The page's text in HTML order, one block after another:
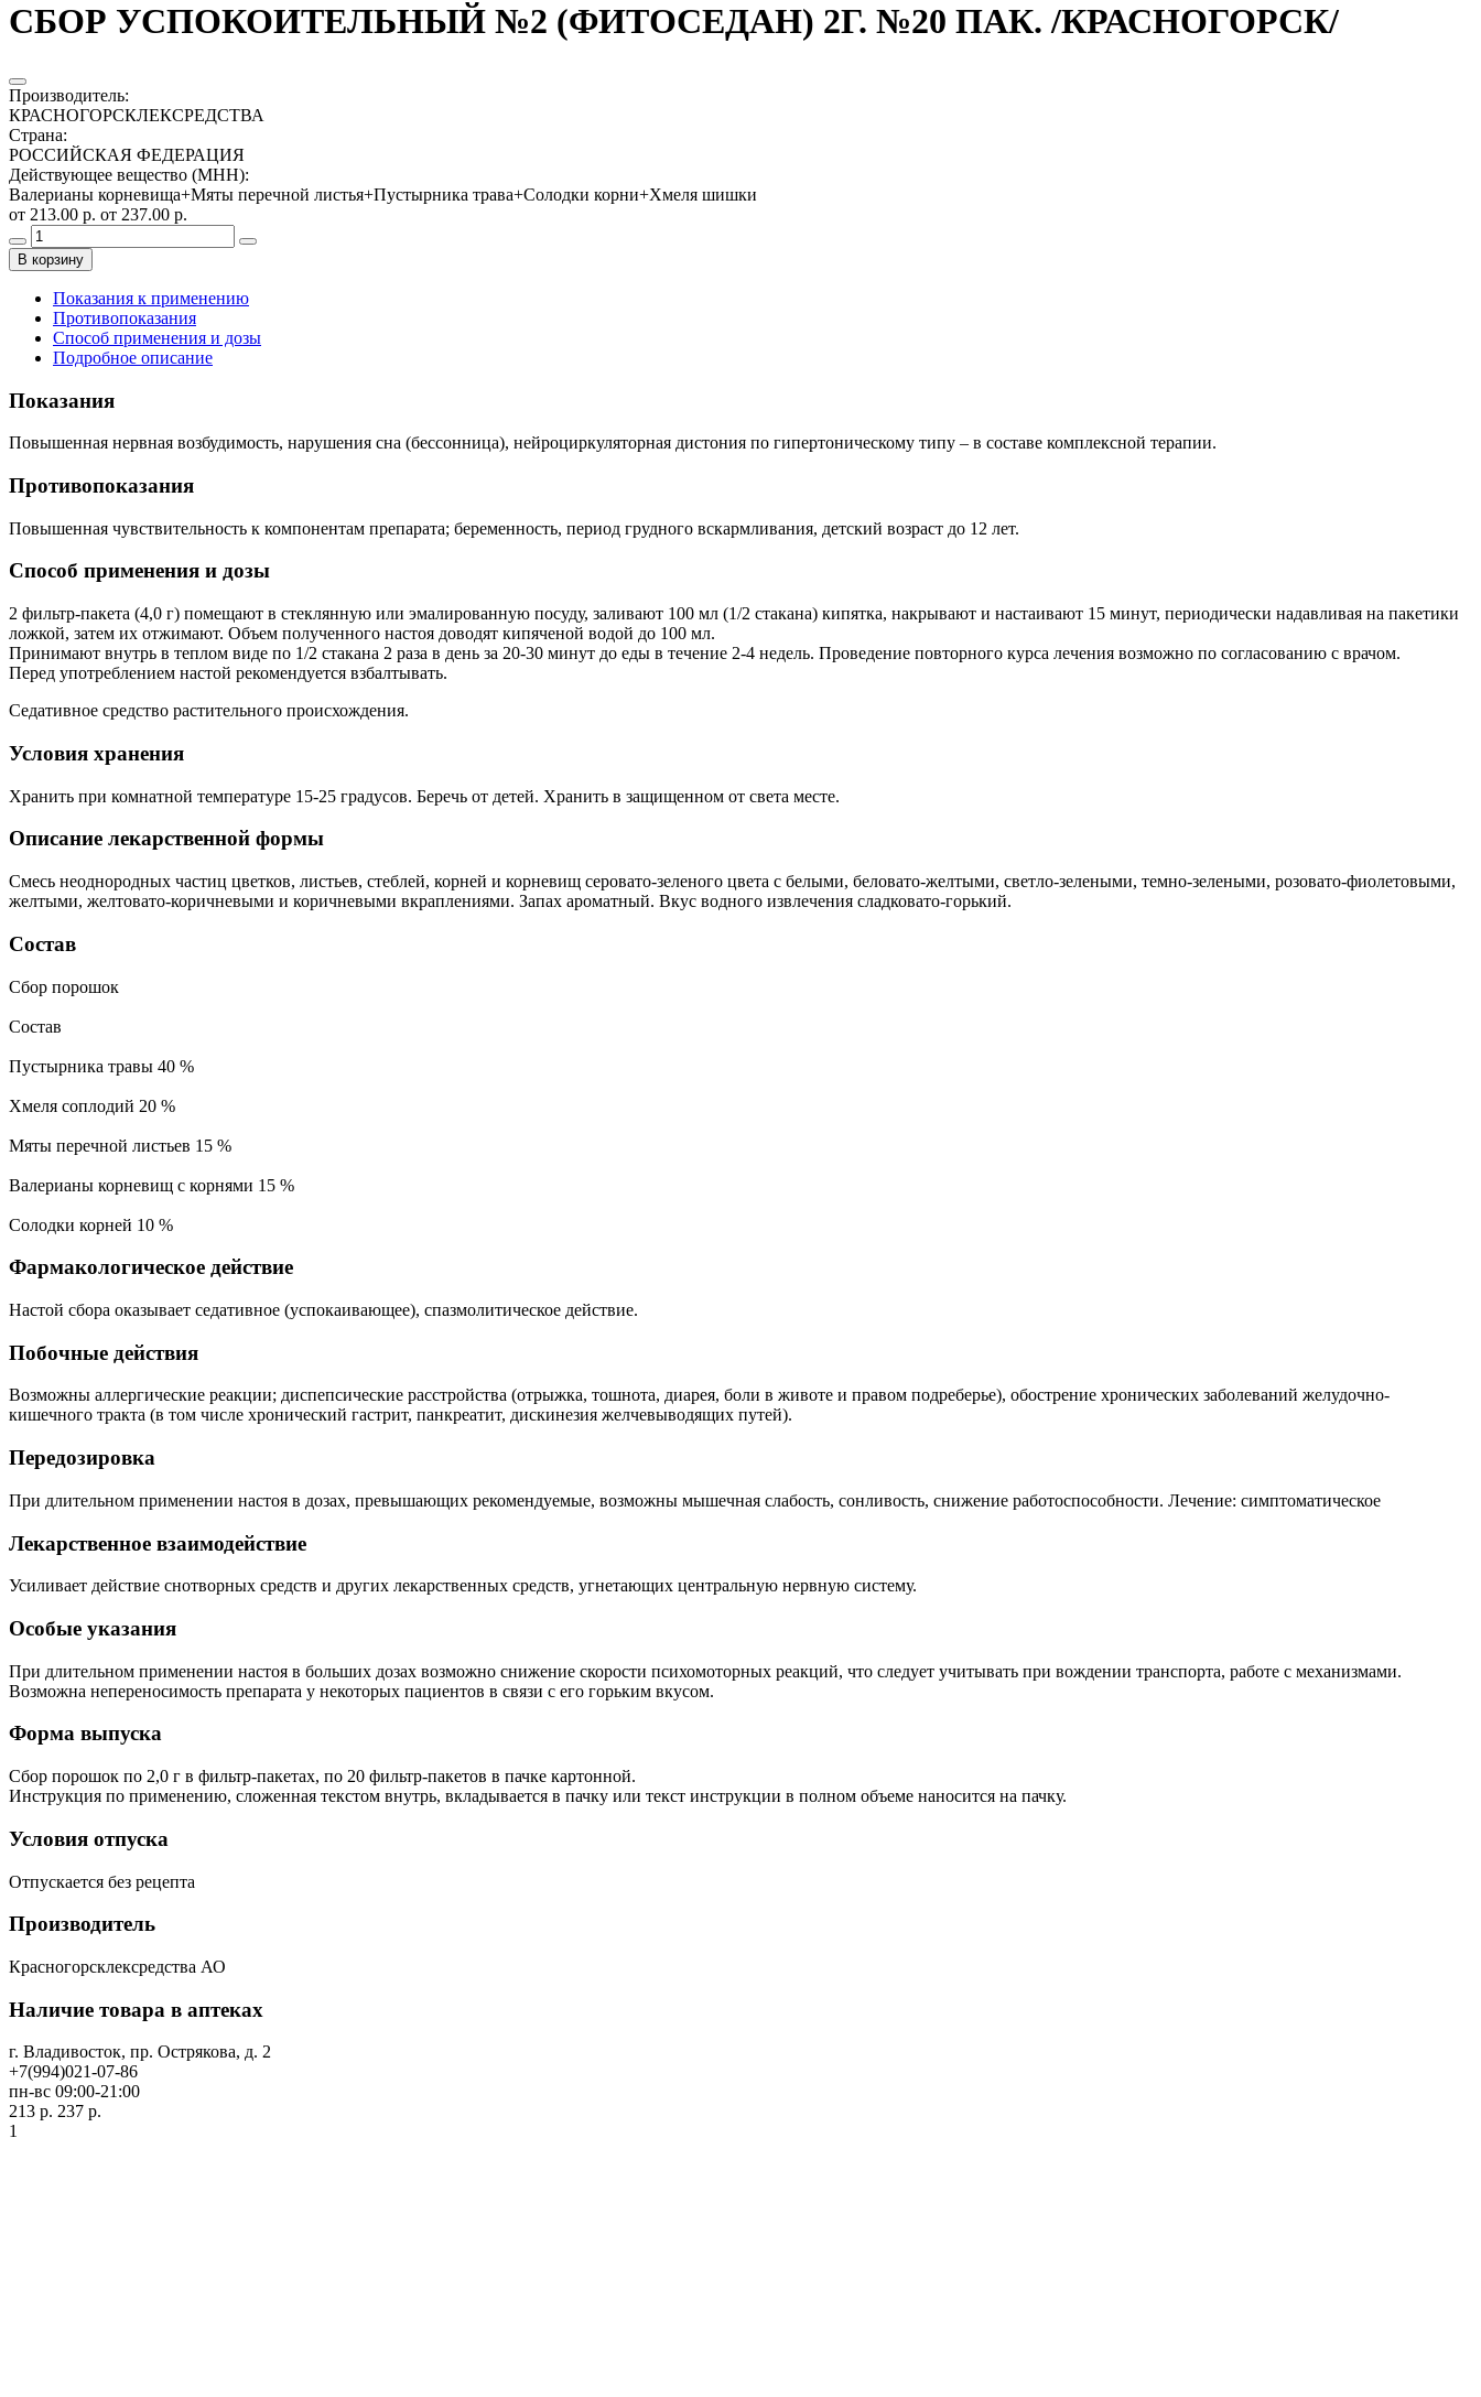
СБОР УСПОКОИТЕЛЬНЫЙ №2 (ФИТОСЕДАН) 2Г. №20 ПАК. /КРАСНОГОРСК/
Производитель:
КРАСНОГОРСКЛЕКСРЕДСТВА
Страна:
РОССИЙСКАЯ ФЕДЕРАЦИЯ
Действующее вещество (МНН):
Валерианы корневища+Мяты перечной листья+Пустырника трава+Солодки корни+Хмеля шишки
от 213.00 р. от 237.00 р.
В корзину
Показания к применению
Противопоказания
Способ применения и дозы
Подробное описание
Показания
Повышенная нервная возбудимость, нарушения сна (бессонница), нейроциркуляторная дистония по гипертоническому типу – в составе комплексной терапии.
Противопоказания
Повышенная чувствительность к компонентам препарата; беременность, период грудного вскармливания, детский возраст до 12 лет.
Способ применения и дозы
2 фильтр-пакета (4,0 г) помещают в стеклянную или эмалированную посуду, заливают 100 мл (1/2 стакана) кипятка, накрывают и настаивают 15 минут, периодически надавливая на пакетики
ложкой, затем их отжимают. Объем полученного настоя доводят кипяченой водой до 100 мл.
Принимают внутрь в теплом виде по 1/2 стакана 2 раза в день за 20-30 минут до еды в течение 2-4 недель. Проведение повторного курса лечения возможно по согласованию с врачом.
Перед употреблением настой рекомендуется взбалтывать.
Седативное средство растительного происхождения.
Условия хранения
Хранить при комнатной температуре 15-25 градусов. Беречь от детей. Хранить в защищенном от света месте.
Описание лекарственной формы
Смесь неоднородных частиц цветков, листьев, стеблей, корней и корневищ серовато-зеленого цвета с белыми, беловато-желтыми, светло-зелеными, темно-зелеными, розовато-фиолетовыми,
желтыми, желтовато-коричневыми и коричневыми вкраплениями. Запах ароматный. Вкус водного извлечения сладковато-горький.
Состав
Сбор порошок
Состав
Пустырника травы 40 %
Хмеля соплодий 20 %
Мяты перечной листьев 15 %
Валерианы корневищ с корнями 15 %
Солодки корней 10 %
Фармакологическое действие
Настой сбора оказывает седативное (успокаивающее), спазмолитическое действие.
Побочные действия
Возможны аллергические реакции; диспепсические расстройства (отрыжка, тошнота, диарея, боли в животе и правом подреберье), обострение хронических заболеваний желудочно-
кишечного тракта (в том числе хронический гастрит, панкреатит, дискинезия желчевыводящих путей).
Передозировка
При длительном применении настоя в дозах, превышающих рекомендуемые, возможны мышечная слабость, сонливость, снижение работоспособности. Лечение: симптоматическое
Лекарственное взаимодействие
Усиливает действие снотворных средств и других лекарственных средств, угнетающих центральную нервную систему.
Особые указания
При длительном применении настоя в больших дозах возможно снижение скорости психомоторных реакций, что следует учитывать при вождении транспорта, работе с механизмами.
Возможна непереносимость препарата у некоторых пациентов в связи с его горьким вкусом.
Форма выпуска
Сбор порошок по 2,0 г в фильтр-пакетах, по 20 фильтр-пакетов в пачке картонной.
Инструкция по применению, сложенная текстом внутрь, вкладывается в пачку или текст инструкции в полном объеме наносится на пачку.
Условия отпуска
Отпускается без рецепта
Производитель
Красногорсклексредства АО
Наличие товара в аптеках
г. Владивосток, пр. Острякова, д. 2
+7(994)021-07-86
пн-вс 09:00-21:00
213 р. 237 р.
1